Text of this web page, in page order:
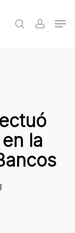
search
la